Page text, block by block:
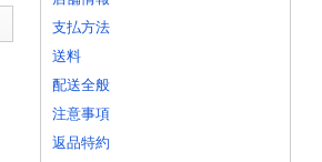
支払方法
送料
配送全般
注意事項
返品特約